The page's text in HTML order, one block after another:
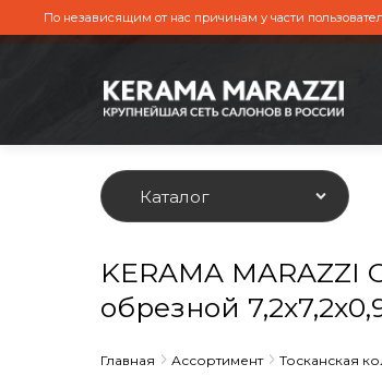
По независящим от нас причинам у части
Каталог
KERAMA MARAZZI
обрезной
Главная Ассортимент Тосканская